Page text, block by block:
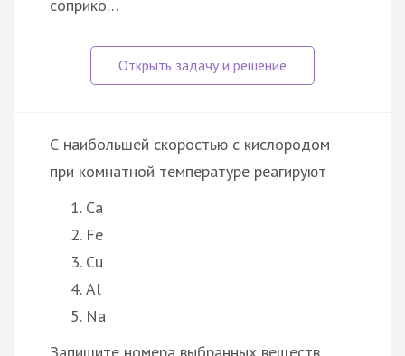
соприко…
С наибольшей скоростью с кислородом
при комнатной температуре реагируют
Ca
Fe
Cu
Al
Na
Запишите номера выбранных веществ.